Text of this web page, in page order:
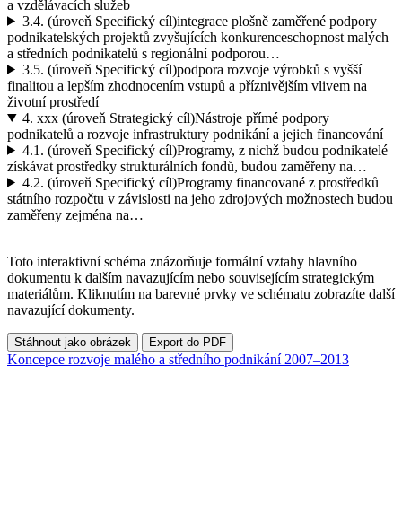
a vzdělávacích služeb
3.4. (úroveň Specifický cíl)integrace plošně zaměřené podpory
podnikatelských projektů zvyšujících konkurenceschopnost malých
a středních podnikatelů s regionální podporou…
3.5. (úroveň Specifický cíl)podpora rozvoje výrobků s vyšší
finalitou a lepším zhodnocením vstupů a příznivějším vlivem na
životní prostředí
4. xxx (úroveň Strategický cíl)Nástroje přímé podpory
podnikatelů a rozvoje infrastruktury podnikání a jejich financování
4.1. (úroveň Specifický cíl)Programy, z nichž budou podnikatelé
získávat prostředky strukturálních fondů, budou zaměřeny na…
4.2. (úroveň Specifický cíl)Programy financované z prostředků
státního rozpočtu v závislosti na jeho zdrojových možnostech budou
zaměřeny zejména na…
Toto interaktivní schéma znázorňuje formální vztahy hlavního
dokumentu k dalším navazujícím nebo souvisejícím strategickým
materiálům. Kliknutím na barevné prvky ve schématu zobrazíte další
navazující dokumenty.
Stáhnout jako obrázek Export do PDF
Koncepce rozvoje malého a středního podnikání 2007–2013